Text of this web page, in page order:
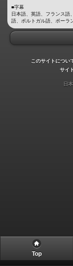
■字幕
日本語、英語、フランス語
語、ポルトガル語、ポーラ
このサイトについ
サイ
日
Top